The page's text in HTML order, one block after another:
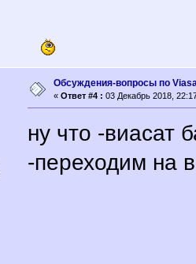
Обсуждения-вопросы по
« Ответ #4 : 03 Декабрь 2018,
ну что -виасат
-переходим на